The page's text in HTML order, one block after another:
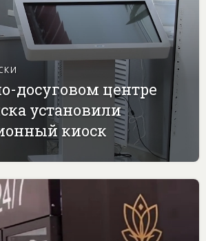
досуговом центре
установили
киоск